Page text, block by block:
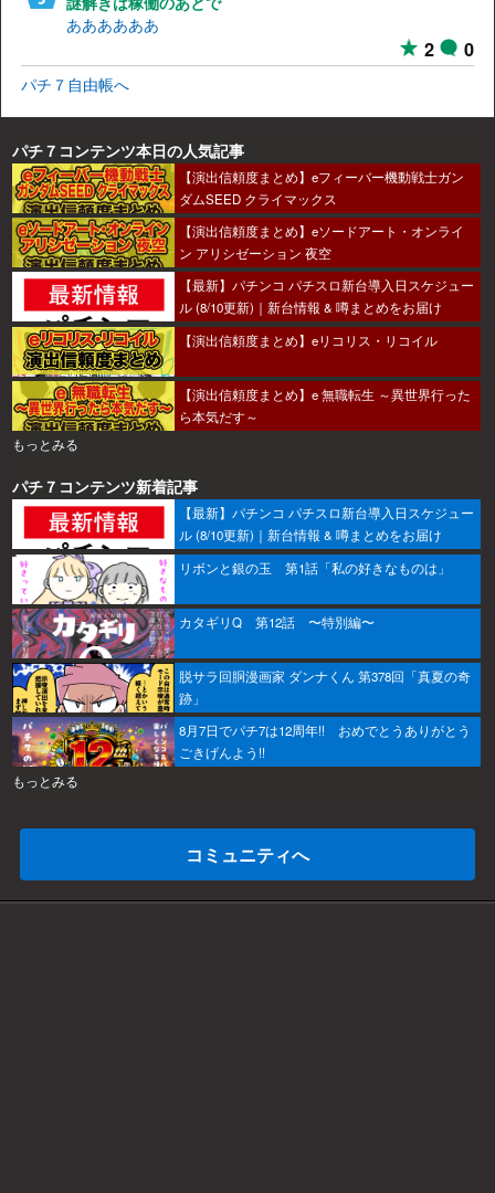
ああああああ
2 0
パチ７自由帳へ
パチ７コンテンツ本日の人気記事
【演出信頼度まとめ】eフィーバー機動戦士ガン
ダムSEED クライマックス
【演出信頼度まとめ】eソードアート・オンライ
ン アリシゼーション 夜空
【最新】パチンコ パチスロ新台導入日スケジュー
ル (8/10更新)｜新台情報 & 噂まとめをお届け
【演出信頼度まとめ】eリコリス・リコイル
【演出信頼度まとめ】e 無職転生 ～異世界行った
ら本気だす～
もっとみる
パチ７コンテンツ新着記事
【最新】パチンコ パチスロ新台導入日スケジュー
ル (8/10更新)｜新台情報 & 噂まとめをお届け
リボンと銀の玉 第1話「私の好きなものは」
カタギリQ 第12話 〜特別編〜
脱サラ回胴漫画家 ダンナくん 第378回「真夏の奇
跡」
8月7日でパチ7は12周年!! おめでとうありがとう
ごきげんよう!!
もっとみる
コミュニティへ